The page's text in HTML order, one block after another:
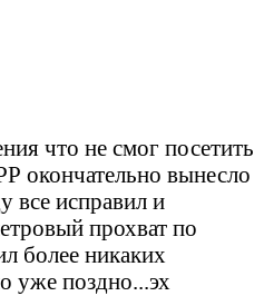
что не смог посетить
окончательно вынесло
все исправил и
прохват по
более никаких
уже поздно...эх